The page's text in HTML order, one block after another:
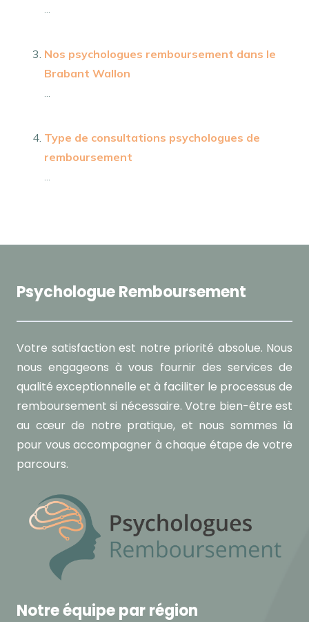
Nos psychologues remboursement dans le
Brabant Wallon
Type de consultations psychologues de
remboursement
Psychologue Remboursement
Votre satisfaction est notre priorité absolue. Nous
nous engageons à vous fournir des services de
qualité exceptionnelle et à faciliter le processus de
remboursement si nécessaire. Votre bien-être est
au cœur de notre pratique, et nous sommes là
pour vous accompagner à chaque étape de votre
parcours.
Notre équipe par région